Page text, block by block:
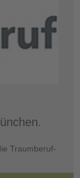
Traumberuf-